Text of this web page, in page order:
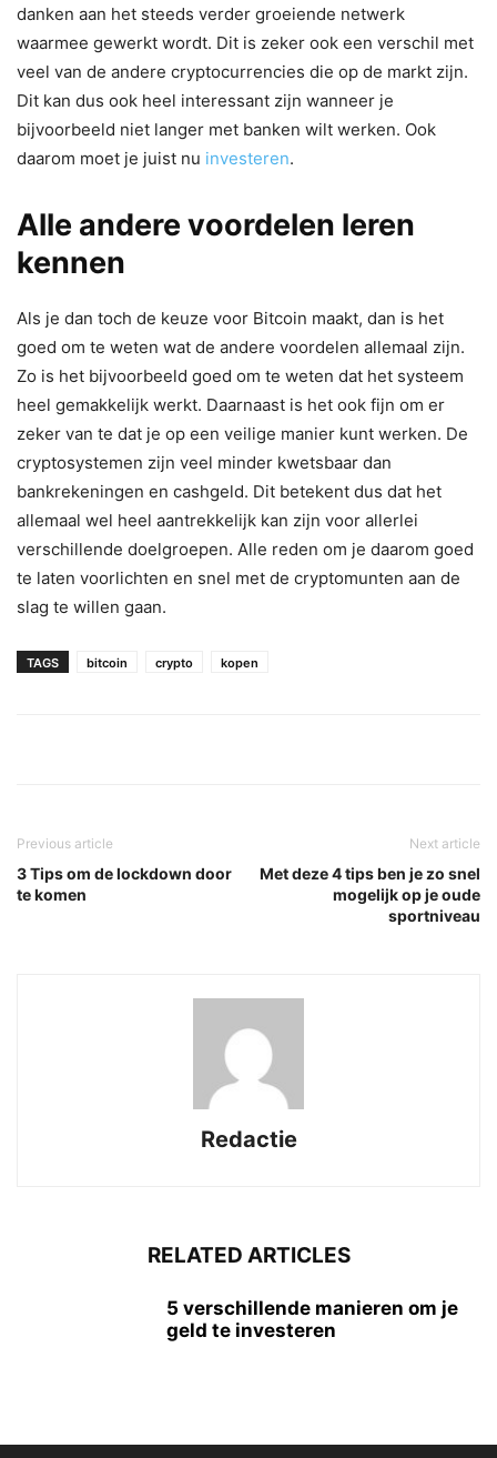
danken aan het steeds verder groeiende netwerk
waarmee gewerkt wordt. Dit is zeker ook een verschil met
veel van de andere cryptocurrencies die op de markt zijn.
Dit kan dus ook heel interessant zijn wanneer je
bijvoorbeeld niet langer met banken wilt werken. Ook
daarom moet je juist nu investeren.
Alle andere voordelen leren
kennen
Als je dan toch de keuze voor Bitcoin maakt, dan is het
goed om te weten wat de andere voordelen allemaal zijn.
Zo is het bijvoorbeeld goed om te weten dat het systeem
heel gemakkelijk werkt. Daarnaast is het ook fijn om er
zeker van te dat je op een veilige manier kunt werken. De
cryptosystemen zijn veel minder kwetsbaar dan
bankrekeningen en cashgeld. Dit betekent dus dat het
allemaal wel heel aantrekkelijk kan zijn voor allerlei
verschillende doelgroepen. Alle reden om je daarom goed
te laten voorlichten en snel met de cryptomunten aan de
slag te willen gaan.
TAGS bitcoin crypto kopen
Previous article
3 Tips om de lockdown door
te komen
Next article
Met deze 4 tips ben je zo snel
mogelijk op je oude
sportniveau
Redactie
RELATED ARTICLES
5 verschillende manieren om je
geld te investeren